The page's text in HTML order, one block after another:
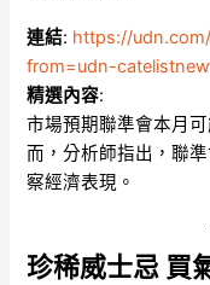
連結: https://
from=udn-
精選內容:
市場預期聯準會本月
而，分析師指出，聯
察經濟表現。
珍稀威士忌 買